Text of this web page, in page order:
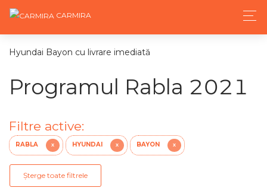
CARMIRA
Hyundai Bayon cu livrare imediată
Programul Rabla 2021
Filtre active:
RABLA X HYUNDAI X BAYON X
Șterge toate filtrele